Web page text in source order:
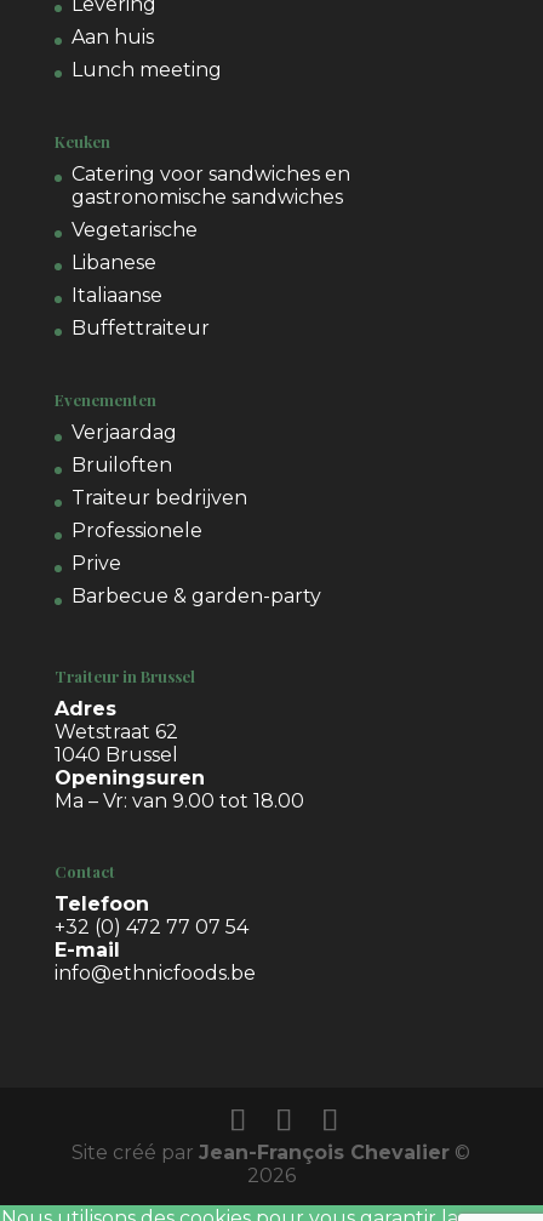
Aan huis
Lunch meeting
Keuken
Catering voor sandwiches en
gastronomische sandwiches
Vegetarische
Libanese
Italiaanse
Buffettraiteur
Evenementen
Verjaardag
Bruiloften
Traiteur bedrijven
Professionele
Prive
Barbecue & garden-party
Traiteur in Brussel
Adres
Wetstraat 62
1040 Brussel
Openingsuren
Ma – Vr: van 9.00 tot 18.00
Contact
Telefoon
+32 (0) 472 77 07 54
E-mail
info@ethnicfoods.be
Site créé parJean-François Chevalier ©
2026